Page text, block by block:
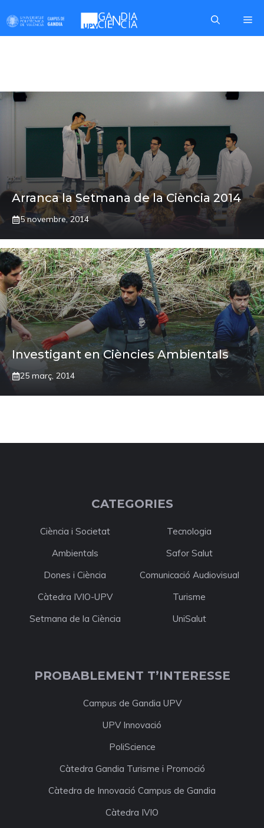
to
content
Arranca la Setmana de la Ciència 2014
5 novembre, 2014
Investigant en Ciències Ambientals
25 març, 2014
CATEGORIES
Ciència i Societat
Tecnologia
Ambientals
Safor Salut
Dones i Ciència
Comunicació Audiovisual
Càtedra IVIO-UPV
Turisme
Setmana de la Ciència
UniSalut
PROBABLEMENT T’INTERESSE
Campus de Gandia UPV
UPV Innovació
PoliScience
Càtedra Gandia Turisme i Promoció
Càtedra de Innovació Campus de Gandia
Càtedra IVIO